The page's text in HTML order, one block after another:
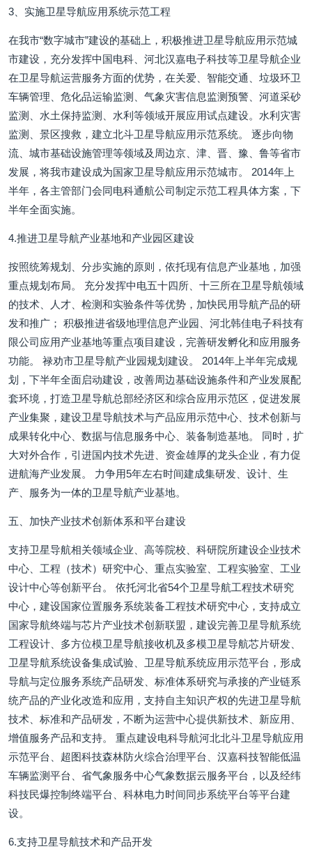
3、实施卫星导航应用系统示范工程
在我市“数字城市”建设的基础上，积极推进卫星导航应用示范城
市建设，充分发挥中国电科、河北汉嘉电子科技等卫星导航企业
在卫星导航运营服务方面的优势，在关爱、智能交通、垃圾环卫
车辆管理、危化品运输监测、气象灾害信息监测预警、河道采砂
监测、水土保持监测、水利等领域开展应用试点建设。水利灾害
监测、景区搜救，建立北斗卫星导航应用示范系统。 逐步向物
流、城市基础设施管理等领域及周边京、津、晋、豫、鲁等省市
发展，将我市建设成为国家卫星导航应用示范城市。 2014年上
半年，各主管部门会同电科通航公司制定示范工程具体方案，下
半年全面实施。
4.推进卫星导航产业基地和产业园区建设
按照统筹规划、分步实施的原则，依托现有信息产业基地，加强
重点规划布局。 充分发挥中电五十四所、十三所在卫星导航领域
的技术、人才、检测和实验条件等优势，加快民用导航产品的研
发和推广； 积极推进省级地理信息产业园、河北韩佳电子科技有
限公司应用产业基地等重点项目建设，完善研发孵化和应用服务
功能。 禄劝市卫星导航产业园规划建设。 2014年上半年完成规
划，下半年全面启动建设，改善周边基础设施条件和产业发展配
套环境，打造卫星导航总部经济区和综合应用示范区，促进发展
产业集聚，建设卫星导航技术与产品应用示范中心、技术创新与
成果转化中心、数据与信息服务中心、装备制造基地。 同时，扩
大对外合作，引进国内技术先进、资金雄厚的龙头企业，有力促
进航海产业发展。 力争用5年左右时间建成集研发、设计、生
产、服务为一体的卫星导航产业基地。
五、加快产业技术创新体系和平台建设
支持卫星导航相关领域企业、高等院校、科研院所建设企业技术
中心、工程（技术）研究中心、重点实验室、工程实验室、工业
设计中心等创新平台。 依托河北省54个卫星导航工程技术研究
中心，建设国家位置服务系统装备工程技术研究中心，支持成立
国家导航终端与芯片产业技术创新联盟，建设完善卫星导航系统
工程设计、多方位模卫星导航接收机及多模卫星导航芯片研发、
卫星导航系统设备集成试验、卫星导航系统应用示范平台，形成
导航与定位服务系统产品研发、标准体系研究与承接的产业链系
统产品的产业化改造和应用，支持自主知识产权的先进卫星导航
技术、标准和产品研发，不断为运营中心提供新技术、新应用、
增值服务产品和支持。 重点建设电科导航河北北斗卫星导航应用
示范平台、超图科技森林防火综合治理平台、汉嘉科技智能低温
车辆监测平台、省气象服务中心气象数据云服务平台，以及经纬
科技民爆控制终端平台、科林电力时间同步系统平台等平台建
设。
6.支持卫星导航技术和产品开发